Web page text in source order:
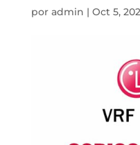
por admin | Oct 5,